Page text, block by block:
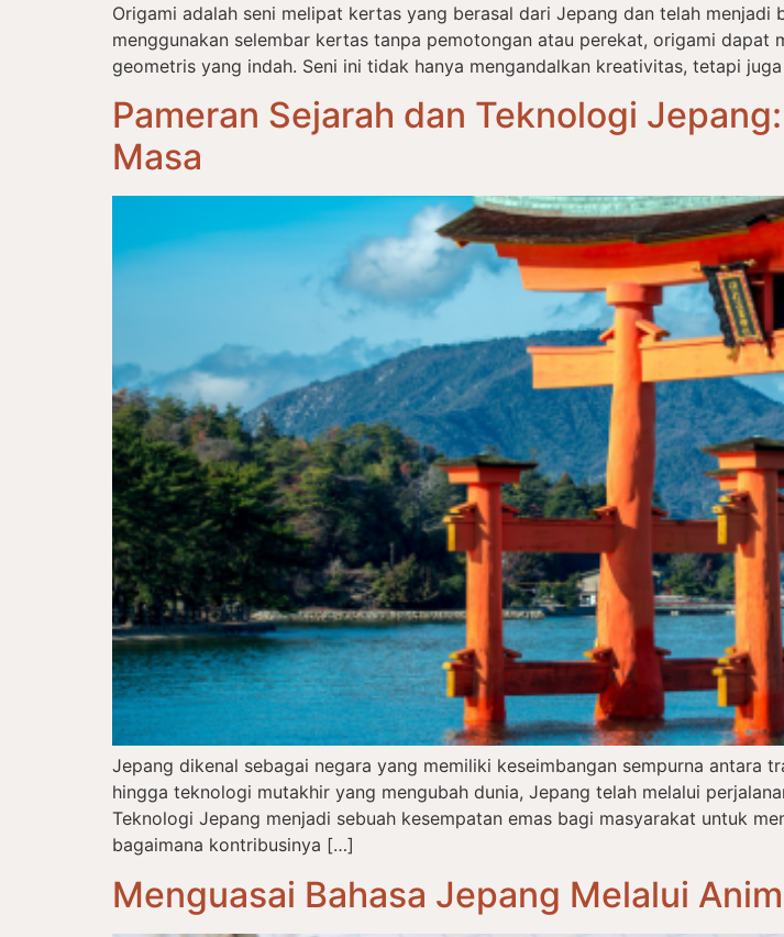
Origami adalah seni melipat kertas yang berasal dari Jepang dan telah
menggunakan selembar kertas tanpa pemotongan atau perekat, origami
geometris yang indah. Seni ini tidak hanya mengandalkan kreativitas, tetapi
Pameran Sejarah dan Teknologi
Masa
Jepang dikenal sebagai negara yang memiliki keseimbangan sempurna antara
hingga teknologi mutakhir yang mengubah dunia, Jepang telah melalui
Teknologi Jepang menjadi sebuah kesempatan emas bagi masyarakat untuk
bagaimana kontribusinya […]
Menguasai Bahasa Jepang Melalui